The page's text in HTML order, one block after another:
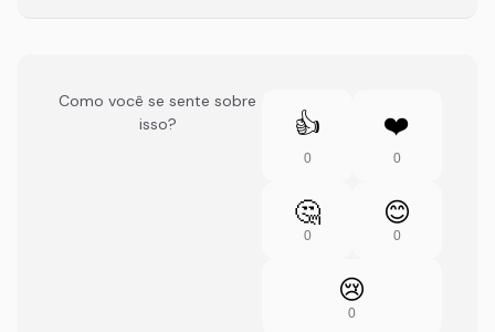
Como você se sente sobre
isso?
👍
0
❤️
0
🤔
0
😊
0
😢
0